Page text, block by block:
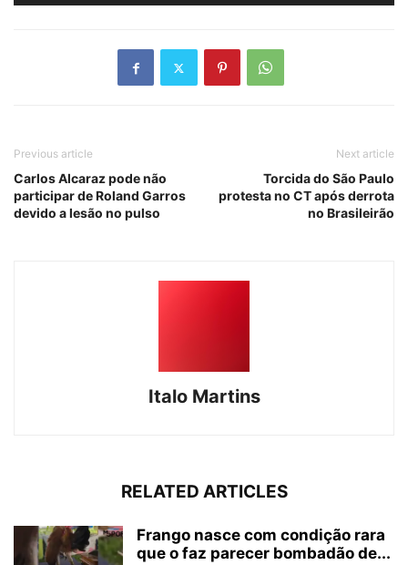
Previous article
Carlos Alcaraz pode não
participar de Roland Garros
devido a lesão no pulso
Next article
Torcida do São Paulo
protesta no CT após derrota
no Brasileirão
Italo Martins
RELATED ARTICLES
Frango nasce com condição rara
que o faz parecer bombadão de...